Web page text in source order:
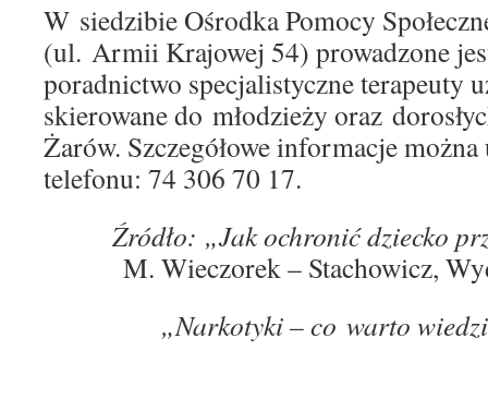
W siedzibie Ośrodka Pomocy
(ul. Armii Krajowej 54) prowadzone
poradnictwo specjalistyczne terapeuty
skierowane do młodzieży oraz
Żarów. Szczegółowe informacje
telefonu: 74 306 70 17.
Źródło: „Jak ochronić dziecko
M. Wieczorek – Stachowicz,
„Narkotyki – co warto